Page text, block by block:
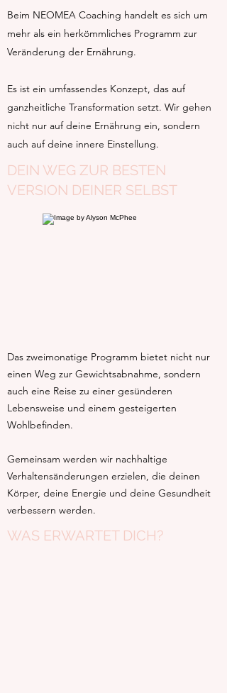
Beim NEOMEA Coaching handelt es sich um
mehr als ein herkömmliches Programm zur
Veränderung der Ernährung.
Es ist ein umfassendes Konzept, das auf
ganzheitliche Transformation setzt. Wir gehen
nicht nur auf deine Ernährung ein, sondern
auch auf deine innere Einstellung.
DEIN WEG ZUR BESTEN
VERSION DEINER SELBST
Das zweimonatige Programm bietet nicht nur
einen Weg zur Gewichtsabnahme, sondern
auch eine Reise zu einer gesünderen
Lebensweise und einem gesteigerten
Wohlbefinden.
Gemeinsam werden wir nachhaltige
Verhaltensänderungen erzielen, die deinen
Körper, deine Energie und deine Gesundheit
verbessern werden.
WAS ERWARTET DICH?